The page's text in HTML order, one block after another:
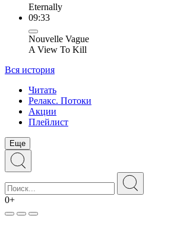
Eternally
09:33
Nouvelle Vague
A View To Kill
Вся история
Читать
Релакс. Потоки
Акции
Плейлист
Еще
0+